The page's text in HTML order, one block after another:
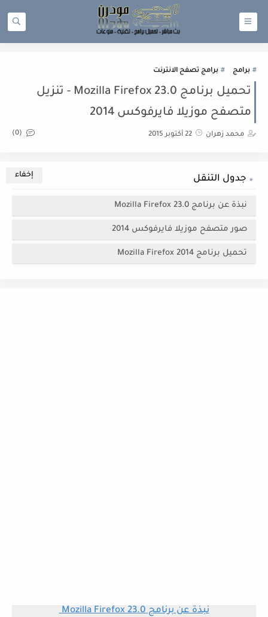
برامج برامج تصفح الانترنت
تحميل برنامج Mozilla Firefox 23.0 - تنزيل
متصفح موزيلا فايرفوكس 2014
محمد زهران 22 أكتوبر 2015 (0)
جدول التنقل
نبذة عن برنامج Mozilla Firefox 23.0
صور متصفح موزيلا فايرفوكس 2014
تحميل برنامج Mozilla Firefox 2014
نبذة عن برنامجMozilla Firefox 23.0